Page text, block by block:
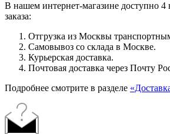
В нашем интернет-магазине доступно 4
заказа:
Отгрузка из Москвы
Самовывоз со склада в Москве.
Курьерская доставка.
Почтовая доставка через Почту
Подробнее смотрите в разделе